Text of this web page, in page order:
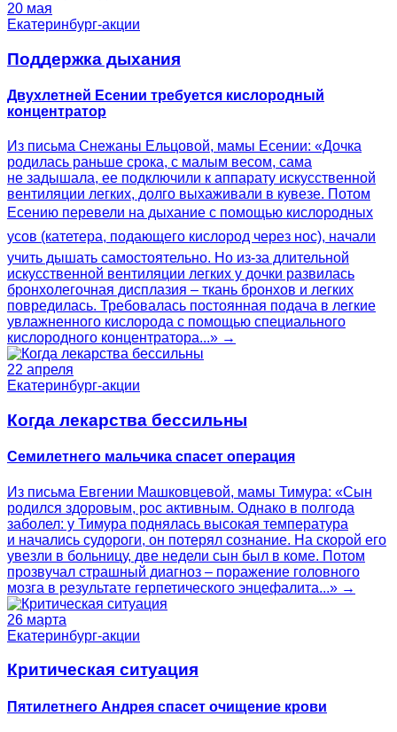
20 мая
Екатеринбург-акции
Поддержка дыхания
Двухлетней Есении требуется кислородный
концентратор
Из письма Снежаны Ельцовой, мамы Есении: «Дочка
родилась раньше срока, с малым весом, сама
не задышала, ее подключили к аппарату искусственной
вентиляции легких, долго выхаживали в кувезе. Потом
Есению перевели на дыхание с помощью кислородных
усов (катетера, подающего кислород через нос), начали
учить дышать самостоятельно. Но из-за длительной
искусственной вентиляции легких у дочки развилась
бронхолегочная дисплазия – ткань бронхов и легких
повредилась. Требовалась постоянная подача в легкие
увлажненного кислорода с помощью специального
кислородного концентратора...» →
22 апреля
Екатеринбург-акции
Когда лекарства бессильны
Семилетнего мальчика спасет операция
Из письма Евгении Машковцевой, мамы Тимура: «Сын
родился здоровым, рос активным. Однако в полгода
заболел: у Тимура поднялась высокая температура
и начались судороги, он потерял сознание. На скорой его
увезли в больницу, две недели сын был в коме. Потом
прозвучал страшный диагноз – поражение головного
мозга в результате герпетического энцефалита...» →
26 марта
Екатеринбург-акции
Критическая ситуация
Пятилетнего Андрея спасет очищение крови